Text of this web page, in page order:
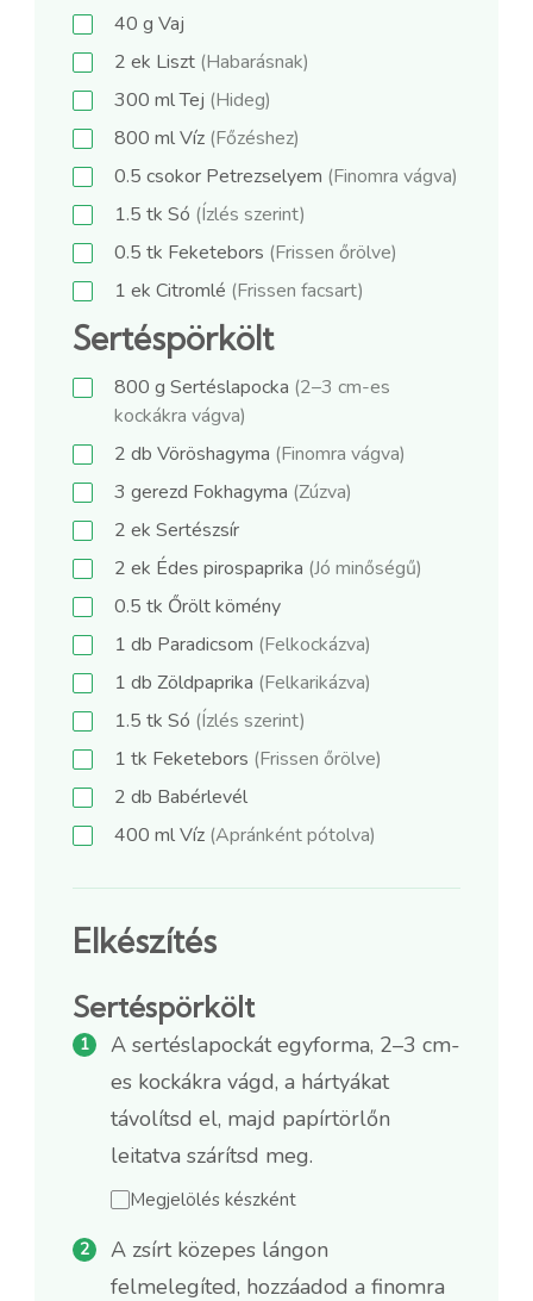
40 g Vaj
2 ek Liszt (Habarásnak)
300 mlTej (Hideg)
800 mlVíz (Főzéshez)
0.5 csokor Petrezselyem (Finomra vágva)
1.5 tk Só (Ízlés szerint)
0.5 tk Feketebors (Frissen őrölve)
1 ek Citromlé (Frissen facsart)
Sertéspörkölt
800 g Sertéslapocka (2–3 cm-es
kockákra vágva)
2 db Vöröshagyma (Finomra vágva)
3 gerezd Fokhagyma (Zúzva)
2 ek Sertészsír
2 ek Édes pirospaprika (Jó minőségű)
0.5 tk Őrölt kömény
1 db Paradicsom (Felkockázva)
1 db Zöldpaprika (Felkarikázva)
1.5 tk Só (Ízlés szerint)
1 tk Feketebors (Frissen őrölve)
2 db Babérlevél
400 mlVíz (Apránként pótolva)
Elkészítés
Sertéspörkölt
A sertéslapockát egyforma, 2–3 cm-
es kockákra vágd, a hártyákat
távolítsd el, majd papírtörlőn
leitatva szárítsd meg.
Megjelölés készként
A zsírt közepes lángon
felmelegíted, hozzáadod a finomra